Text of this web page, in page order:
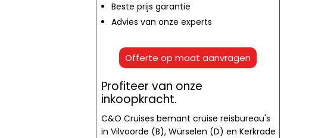
Beste prijs garantie
Advies van onze experts
Offerte op maat aanvragen
Profiteer van onze
inkoopkracht.
C&O Cruises bemant cruise reisbureau's
in Vilvoorde (B), Würselen (D) en Kerkrade